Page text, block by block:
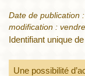
Date de publication
modification :
Identifiant unique
Une possibilité